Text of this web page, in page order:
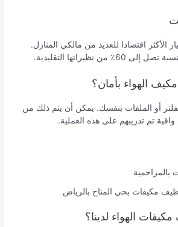
الأكثر اقتصادا للعديد من مالكي المنازل.
نظيراتها التقليدية.
الهواء بأمان؟
أو الملفات بنفسك. يمكن أن يتم ذلك من
تم تدريبهم على هذه العملية.
مكيفات بحي المناخ بالرياض
الهواء لدينا؟